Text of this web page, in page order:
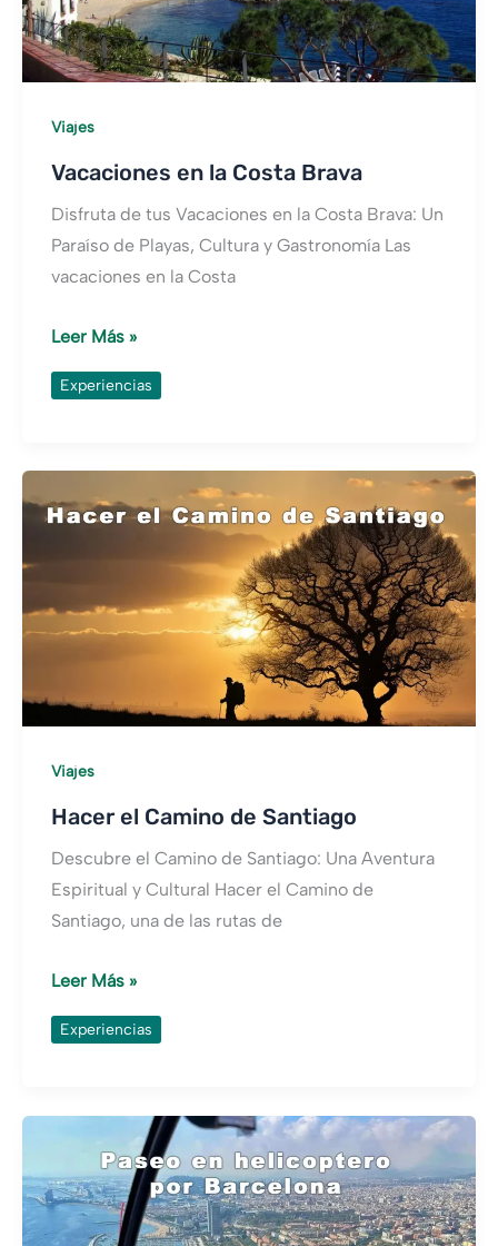
Viajes
Vacaciones en la Costa Brava
Disfruta de tus Vacaciones en la Costa Brava: Un
Paraíso de Playas, Cultura y Gastronomía Las
vacaciones en la Costa
Vacaciones
en
la
Leer Más »
Experiencias
Viajes
Hacer el Camino de Santiago
Descubre el Camino de Santiago: Una Aventura
Espiritual y Cultural Hacer el Camino de
Santiago, una de las rutas de
Hacer
el
Camino
Leer Más »
Experiencias